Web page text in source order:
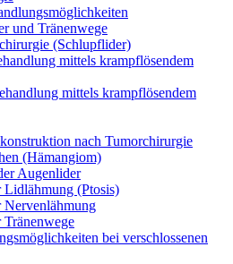
und Tränenwege
(Schlupflider)
mittels krampflösendem
mittels krampflösendem
nach Tumorchirurgie
(Hämangiom)
Augenlider
Lidlähmung (Ptosis)
Nervenlähmung
bei verschlossenen